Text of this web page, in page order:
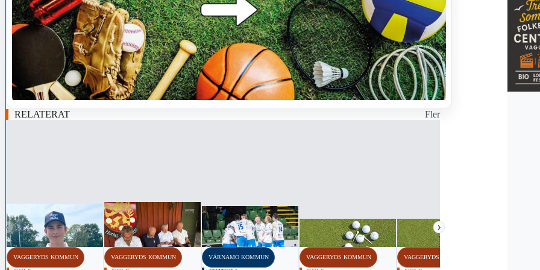
RELATERAT Fler
‹ ›
VAGGERYDS KOMMUN VAGGERYDS KOMMUN VÄRNAMO KOMMUN VAGGERYDS KOMMUN VAGGERYDS KOMMUN